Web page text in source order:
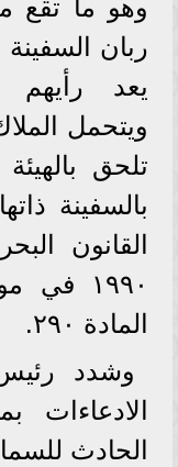
وهو ما تقع
ربان
يعد رأيهم
ويتحمل
تلحق
بالسفينة
المادة ٢٩٠.
وشدد
الادعاءات
الحادث